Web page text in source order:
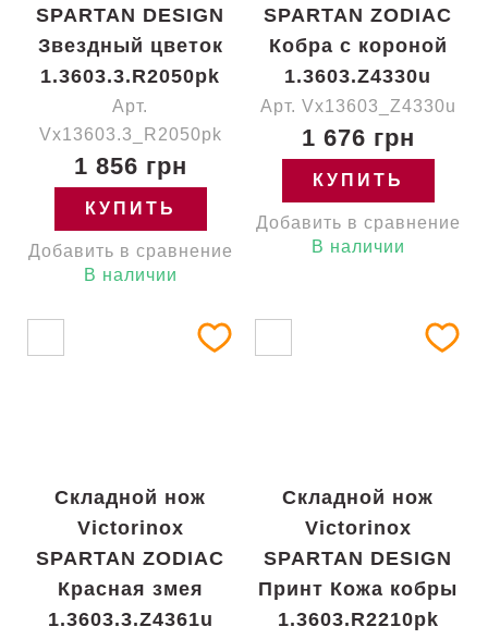
SPARTAN DESIGN
Звездный цветок
1.3603.3.R2050pk
Арт.
Vx13603.3_R2050pk
1 856 грн
КУПИТЬ
Добавить в сравнение
В наличии
SPARTAN ZODIAC
Кобра с короной
1.3603.Z4330u
Арт. Vx13603_Z4330u
1 676 грн
КУПИТЬ
Добавить в сравнение
В наличии
Складной нож
Victorinox
SPARTAN ZODIAC
Красная змея
1.3603.3.Z4361u
Складной нож
Victorinox
SPARTAN DESIGN
Принт Кожа кобры
1.3603.R2210pk